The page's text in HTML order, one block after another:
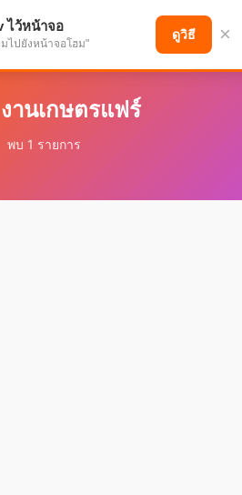
นาคตที่ก้าวหน้า
านเกษตรแฟร์
พบ 1 รายการ
ไว้หน้าจอ
ไปยังหน้าจอโฮม"
ดูวิธี ×